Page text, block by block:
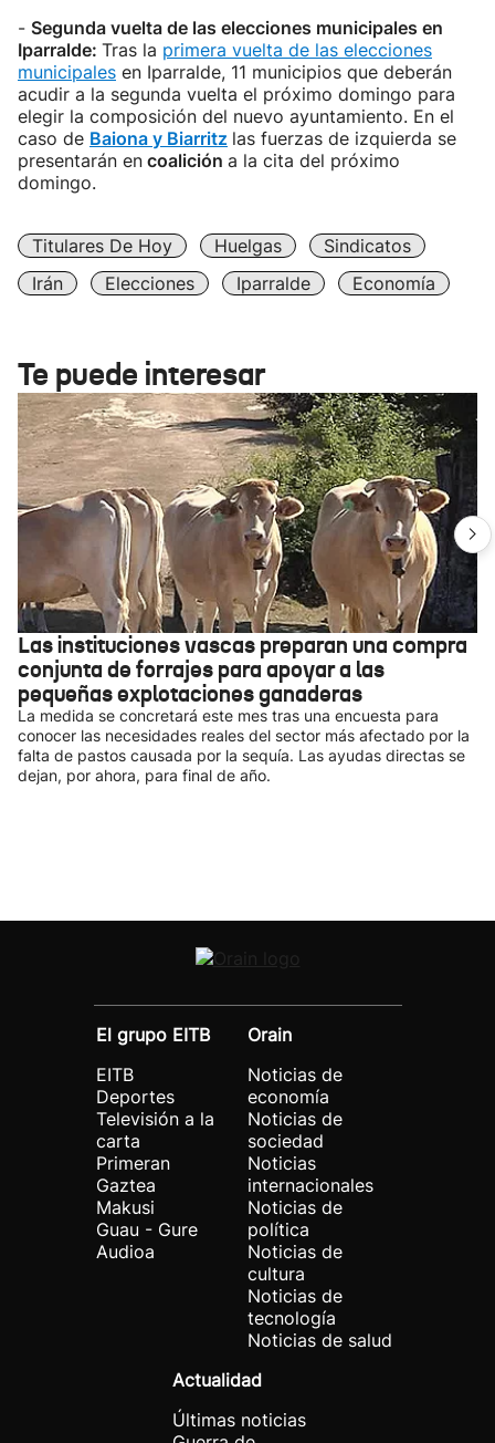
- Segunda vuelta de las elecciones municipales en
Iparralde: Tras la primera vuelta de las elecciones
municipales en Iparralde, 11 municipios que deberán
acudir a la segunda vuelta el próximo domingo para
elegir la composición del nuevo ayuntamiento. En el
caso de Baiona y Biarritz las fuerzas de izquierda se
presentarán en coalición a la cita del próximo
domingo.
Titulares De Hoy Huelgas
Sindicatos
Irán
Elecciones Iparralde Economía
Te puede interesar
Las instituciones vascas preparan una compra
conjunta de forrajes para apoyar a las
pequeñas explotaciones ganaderas
La medida se concretará este mes tras una encuesta para
conocer las necesidades reales del sector más afectado por la
falta de pastos causada por la sequía. Las ayudas directas se
dejan, por ahora, para final de año.
El grupo EITB
EITB
Deportes
Televisión a la
carta
Primeran
Gaztea
Makusi
Guau - Gure
Audioa
Orain
Noticias de
economía
Noticias de
sociedad
Noticias
internacionales
Noticias de
política
Noticias de
cultura
Noticias de
tecnología
Noticias de salud
Actualidad
Últimas noticias